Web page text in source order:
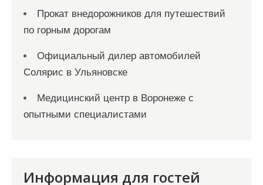
Прокат внедорожников для путешествий
по горным дорогам
Официальный дилер автомобилей
Солярис в Ульяновске
Медицинский центр в Воронеже с
опытными специалистами
Информация для гостей